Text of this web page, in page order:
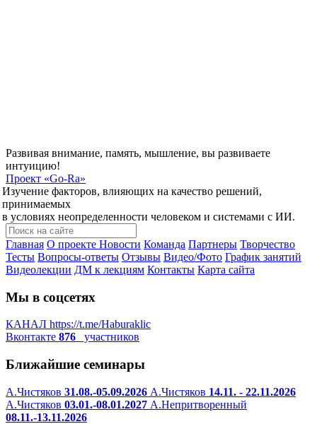
Развивая внимание, память, мышление, вы развиваете
интуицию!
Проект «Go-Ra»
Изучение факторов, влияющих на качество решений,
принимаемых
в условиях неопределенности человеком и системами с ИИ.
Главная О проекте Новости Команда Партнеры Творчество
Тесты Вопросы-ответы Отзывы Видео/Фото График занятий
Видеолекции ДМ к лекциям Контакты Карта сайта
Мы в соцсетях
КАНАЛ https://t.me/Haburaklic
Вконтакте 876 участников
Ближайшие семинары
А.Чистяков 31.08.-05.09.2026 А.Чистяков 14.11. - 22.11.2026
А.Чистяков 03.01.-08.01.2027 А.Непритворенный
08.11.-13.11.2026